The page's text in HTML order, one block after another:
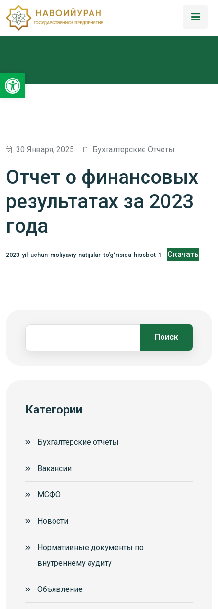
Открыть панель инструментов
30 Января, 2025 Бухгалтерские Отчеты
Отчет о финансовых
результатах за 2023
года
2023-yil-uchun-moliyaviy-natijalar-to‘g‘risida-hisobot-1 Скачать
Поиск
Категории
Бухгалтерские отчеты
Вакансии
МСФО
Новости
Нормативные документы по
внутреннему аудиту
Объявление